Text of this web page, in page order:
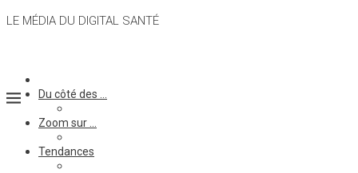
LE MÉDIA DU DIGITAL SANTÉ
Du côté des …
Zoom sur …
Tendances